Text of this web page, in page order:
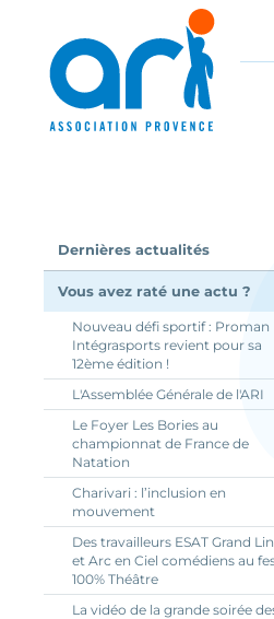
ARI -
Dernières actualités
Vous avez raté une actu ?
Nouveau défi sportif : Proman
Intégrasports revient pour sa
12ème édition !
L'Assemblée Générale de l'ARI
Le Foyer Les Bories au
championnat de France de
Natation
Charivari : l’inclusion en
mouvement
Des travailleurs ESAT Grand
et Arc en Ciel comédiens au
100% Théâtre
La vidéo de la grande soirée